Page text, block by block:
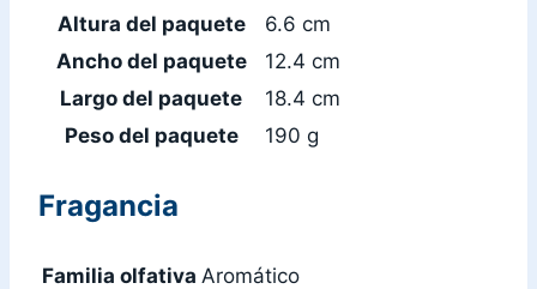
Altura del paquete
6.6 cm
Ancho del paquete
12.4 cm
Largo del paquete
18.4 cm
Peso del paquete
190 g
Fragancia
Familia olfativa Aromático